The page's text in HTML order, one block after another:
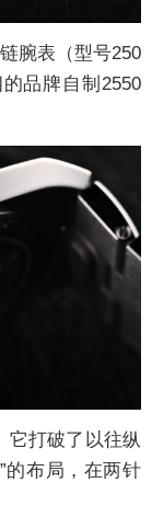
腕表（型号250
品牌自制2550
它打破了以往纵
的布局，在两针